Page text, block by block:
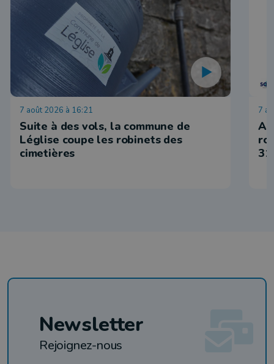
7 août 2026 à 16:21
Suite à des vols, la commune de
Léglise coupe les robinets des
cimetières
7
Newsletter
Rejoignez-nous